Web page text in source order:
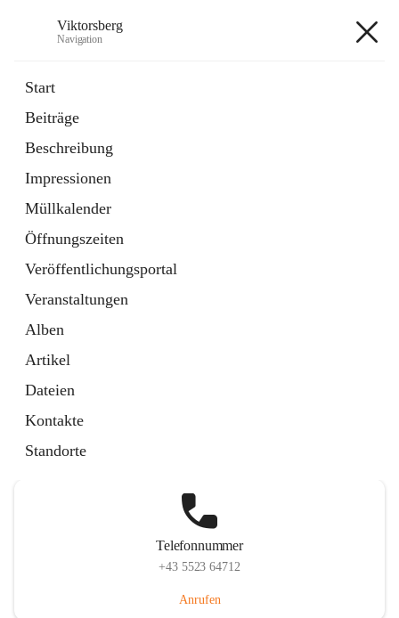
Viktorsberg
Navigation
Start
Beiträge
Beschreibung
Impressionen
Müllkalender
Öffnungszeiten
Veröffentlichungsportal
Veranstaltungen
Alben
Artikel
Dateien
Kontakte
Standorte
1 Schnellzugriff
Bürgerservice
10 Schnellzugriffe
Telefonnummer
+43 5523 64712
Anrufen